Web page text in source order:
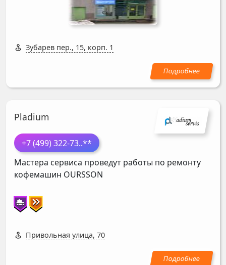
Зубарев пер., 15, корп. 1
Pladium
+7 (499) 322-73..**
Мастера сервиса проведут работы по ремонту
кофемашин OURSSON
Привольная улица, 70